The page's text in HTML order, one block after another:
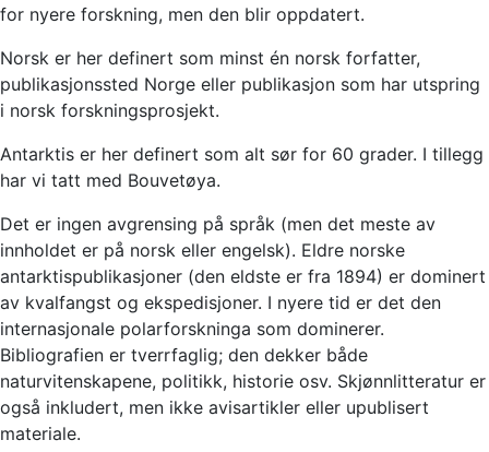
for nyere forskning, men den blir oppdatert.
Norsk er her definert som minst én norsk forfatter,
publikasjonssted Norge eller publikasjon som har utspring
i norsk forskningsprosjekt.
Antarktis er her definert som alt sør for 60 grader. I tillegg
har vi tatt med Bouvetøya.
Det er ingen avgrensing på språk (men det meste av
innholdet er på norsk eller engelsk). Eldre norske
antarktispublikasjoner (den eldste er fra 1894) er dominert
av kvalfangst og ekspedisjoner. I nyere tid er det den
internasjonale polarforskninga som dominerer.
Bibliografien er tverrfaglig; den dekker både
naturvitenskapene, politikk, historie osv. Skjønnlitteratur er
også inkludert, men ikke avisartikler eller upublisert
materiale.